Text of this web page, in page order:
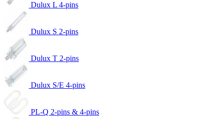
Dulux L 4-pins
Dulux S 2-pins
Dulux T 2-pins
Dulux S/E 4-pins
PL-Q 2-pins & 4-pins